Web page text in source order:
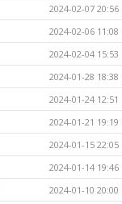
2024-02-07 20:56
2024-02-06 11:08
2024-02-04 15:53
2024-01-28 18:38
2024-01-24 12:51
2024-01-21 19:19
2024-01-15 22:05
2024-01-14 19:46
2024-01-10 20:00